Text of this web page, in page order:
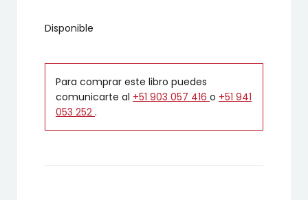
Disponible
Para comprar este libro puedes
comunicarte al +51 903 057 416 o +51 941
053 252 .